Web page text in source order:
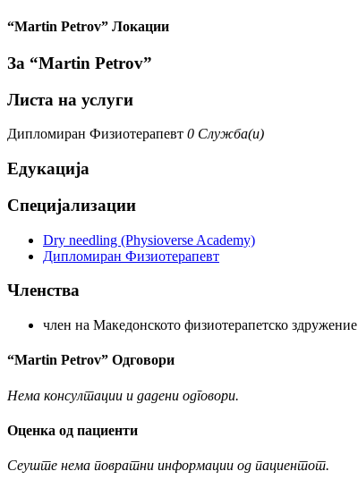
“Martin Petrov” Локации
За “Martin Petrov”
Листа на услуги
Дипломиран Физиотерапевт 0 Служба(и)
Едукација
Специјализации
Dry needling (Physioverse Academy)
Дипломиран Физиотерапевт
Членства
член на Македонското физиотерапетско здружение
“Martin Petrov” Одговори
Нема консултации и дадени одговори.
Оценка од пациенти
Сеуште нема повратни информации од пациентот.